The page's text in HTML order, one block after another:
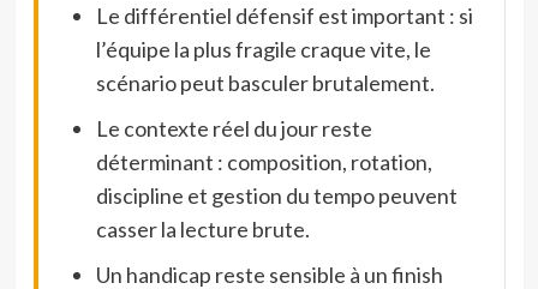
Le différentiel défensif est important : si
l’équipe la plus fragile craque vite, le
scénario peut basculer brutalement.
Le contexte réel du jour reste
déterminant : composition, rotation,
discipline et gestion du tempo peuvent
casser la lecture brute.
Un handicap reste sensible à un finish